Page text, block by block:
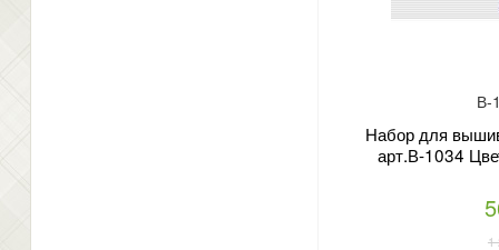
В-
Набор для
арт.В-1034
1